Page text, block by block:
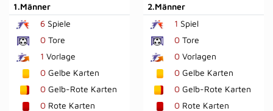
1.Männer
6 Spiele
0 Tore
1 Vorlage
0 Gelbe Karten
0 Gelb-Rote Karten
0 Rote Karten
2.Männer
1 Spiel
0Tore
0Vorlagen
0Gelbe Karten
0Gelb-Rote Karten
0Rote Karten